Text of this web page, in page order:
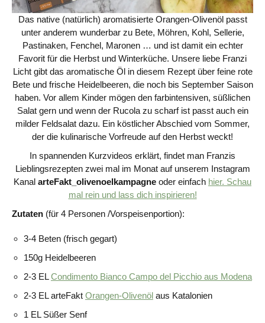
Das native (natürlich) aromatisierte Orangen-Olivenöl passt
unter anderem wunderbar zu Bete, Möhren, Kohl, Sellerie,
Pastinaken, Fenchel, Maronen … und ist damit ein echter
Favorit für die Herbst und Winterküche. Unsere liebe Franzi
Licht gibt das aromatische Öl in diesem Rezept über feine rote
Bete und frische Heidelbeeren, die noch bis September Saison
haben. Vor allem Kinder mögen den farbintensiven, süßlichen
Salat gern und wenn der Rucola zu scharf ist passt auch ein
milder Feldsalat dazu. Ein köstlicher Abschied vom Sommer,
der die kulinarische Vorfreude auf den Herbst weckt!
In spannenden Kurzvideos erklärt, findet man Franzis
Lieblingsrezepten zwei mal im Monat auf unserem Instagram
Kanal arteFakt_olivenoelkampagne oder einfach hier. Schau
mal rein und lass dich inspirieren!
Zutaten (für 4 Personen /Vorspeisenportion):
3-4 Beten (frisch gegart)
150g Heidelbeeren
2-3 ELCondimento Bianco Campo del Picchio aus Modena
2-3 EL arteFakt Orangen-Olivenöl aus Katalonien
1 EL Süßer Senf